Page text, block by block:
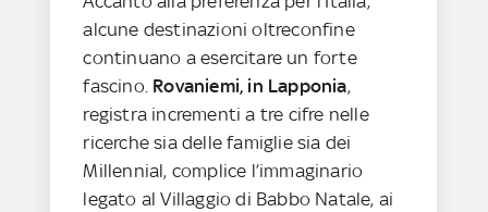
alcune destinazioni oltreconfine
continuano a esercitare un forte
fascino. Rovaniemi, in Lapponia,
registra incrementi a tre cifre nelle
ricerche sia delle famiglie sia dei
Millennial, complice l’immaginario
legato al Villaggio di Babbo Natale, ai